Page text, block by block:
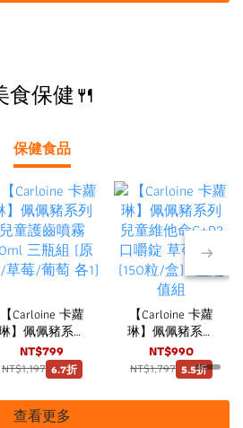
食保健🍴
保健食品
【Carloine 卡蘿
】佩佩豬系列
兒童護齒噴霧
20ml 三瓶組
(原味/草莓/葡
萄 各1)
NT$799
NT$1,197 6.7折
【Carloine 卡蘿
琳】佩佩豬系列
兒童維他命
C+D3 口嚼錠 草
莓口味 (150粒/
盒) 3盒超值組
NT$990
NT$1,797 5.5折
查看更多